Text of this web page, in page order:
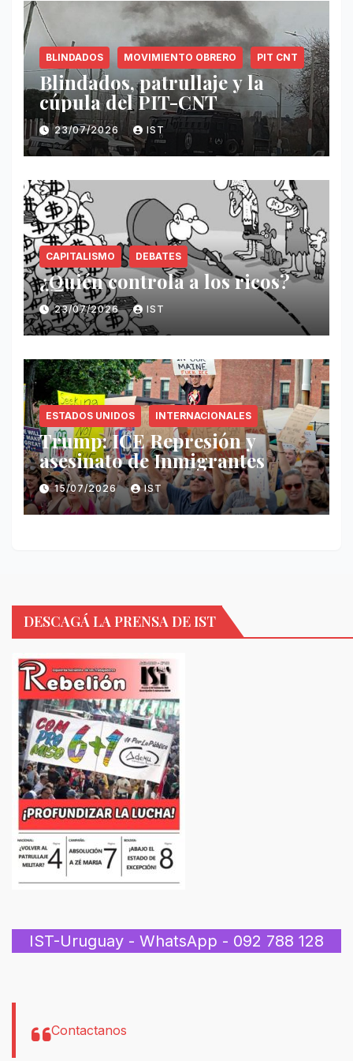
BLINDADOS MOVIMIENTO OBRERO PIT CNT
Blindados, patrullaje y la
cúpula del PIT-CNT
23/07/2026 IST
CAPITALISMO DEBATES
¿Quién controla a los ricos?
23/07/2026 IST
ESTADOS UNIDOS INTERNACIONALES
Trump: ICE Represión y
asesinato de Inmigrantes
15/07/2026 IST
DESCAGÁ LA PRENSA DE IST
IST-Uruguay - WhatsApp - 092 788 128
Contactanos